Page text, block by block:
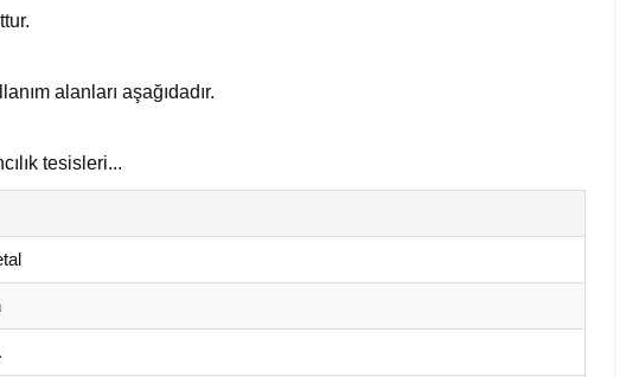
alanları aşağıdadır.
tesisleri...